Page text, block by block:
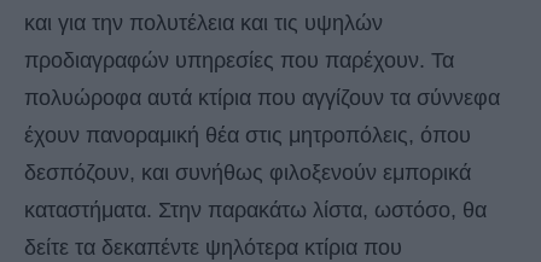
και για την πολυτέλεια και τις υψηλών
προδιαγραφών υπηρεσίες που παρέχουν. Τα
πολυώροφα αυτά κτίρια που αγγίζουν τα σύννεφα
έχουν πανοραμική θέα στις μητροπόλεις, όπου
δεσπόζουν, και συνήθως φιλοξενούν εμπορικά
καταστήματα. Στην παρακάτω λίστα, ωστόσο, θα
δείτε τα δεκαπέντε ψηλότερα κτίρια που